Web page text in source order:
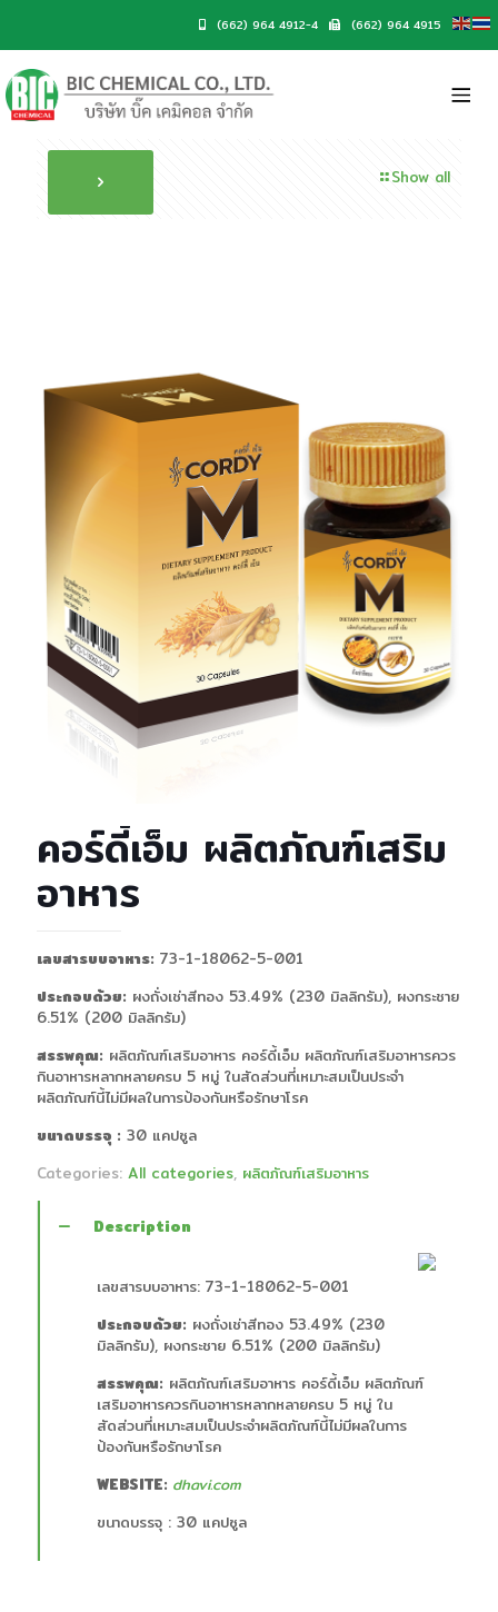
(662) 964 4912-4 (662) 964 4915
Show all
คอร์ดี้เอ็ม ผลิตภัณฑ์เสริม
อาหาร
เลขสารบบอาหาร: 73-1-18062-5-001
ประกอบด้วย: ผงถั่งเช่าสีทอง 53.49% (230 มิลลิกรัม), ผงกระชาย
6.51% (200 มิลลิกรัม)
สรรพคุณ: ผลิตภัณฑ์เสริมอาหาร คอร์ดี้เอ็ม ผลิตภัณฑ์เสริมอาหารควร
กินอาหารหลากหลายครบ 5 หมู่ ในสัดส่วนที่เหมาะสมเป็นประจำ
ผลิตภัณฑ์นี้ไม่มีผลในการป้องกันหรือรักษาโรค
ขนาดบรรจุ : 30 แคปซูล
Categories: All categories, ผลิตภัณฑ์เสริมอาหาร
Description
เลขสารบบอาหาร: 73-1-18062-5-001
ประกอบด้วย: ผงถั่งเช่าสีทอง 53.49% (230
มิลลิกรัม), ผงกระชาย 6.51% (200 มิลลิกรัม)
สรรพคุณ: ผลิตภัณฑ์เสริมอาหาร คอร์ดี้เอ็ม ผลิตภัณฑ์
เสริมอาหารควรกินอาหารหลากหลายครบ 5 หมู่ ใน
สัดส่วนที่เหมาะสมเป็นประจำผลิตภัณฑ์นี้ไม่มีผลในการ
ป้องกันหรือรักษาโรค
WEBSITE: dhavi.com
ขนาดบรรจุ : 30 แคปซูล